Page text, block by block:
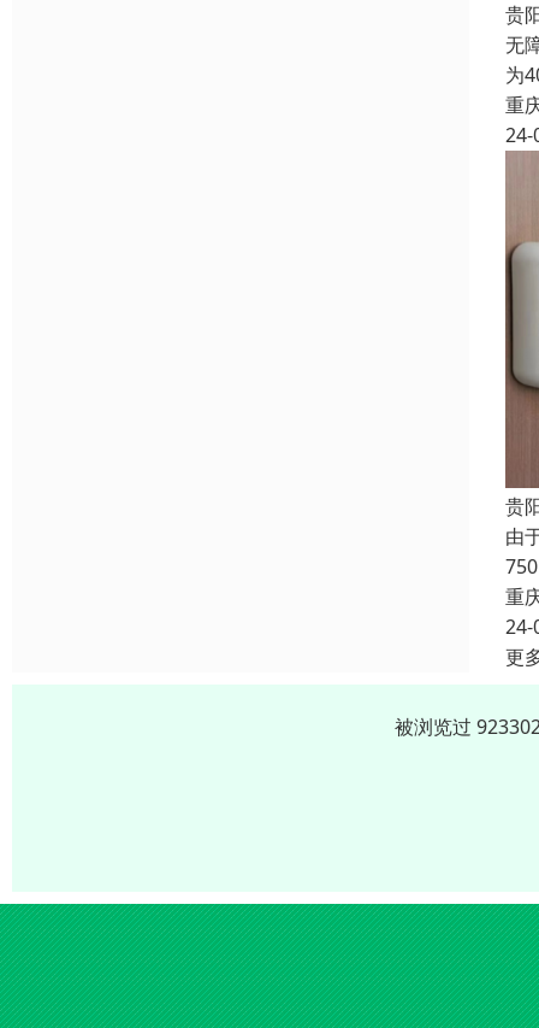
贵
无
为
重
24-
贵
由
重
24-
更
被浏览过